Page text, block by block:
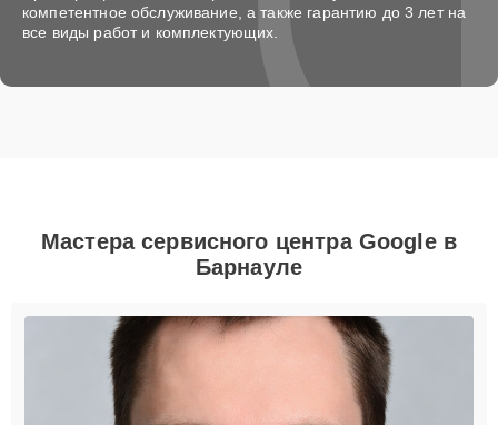
компетентное обслуживание, а также гарантию до 3 лет на
все виды работ и комплектующих.
Мастера сервисного центра Google в
Барнауле